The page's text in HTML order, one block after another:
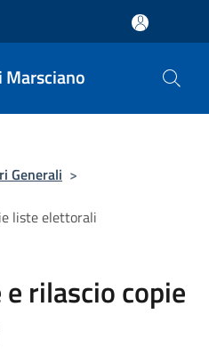
Marsciano
Generali >
liste elettorali
rilascio copie